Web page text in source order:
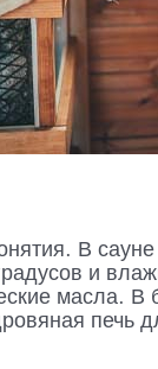
В
и
масла.
печь